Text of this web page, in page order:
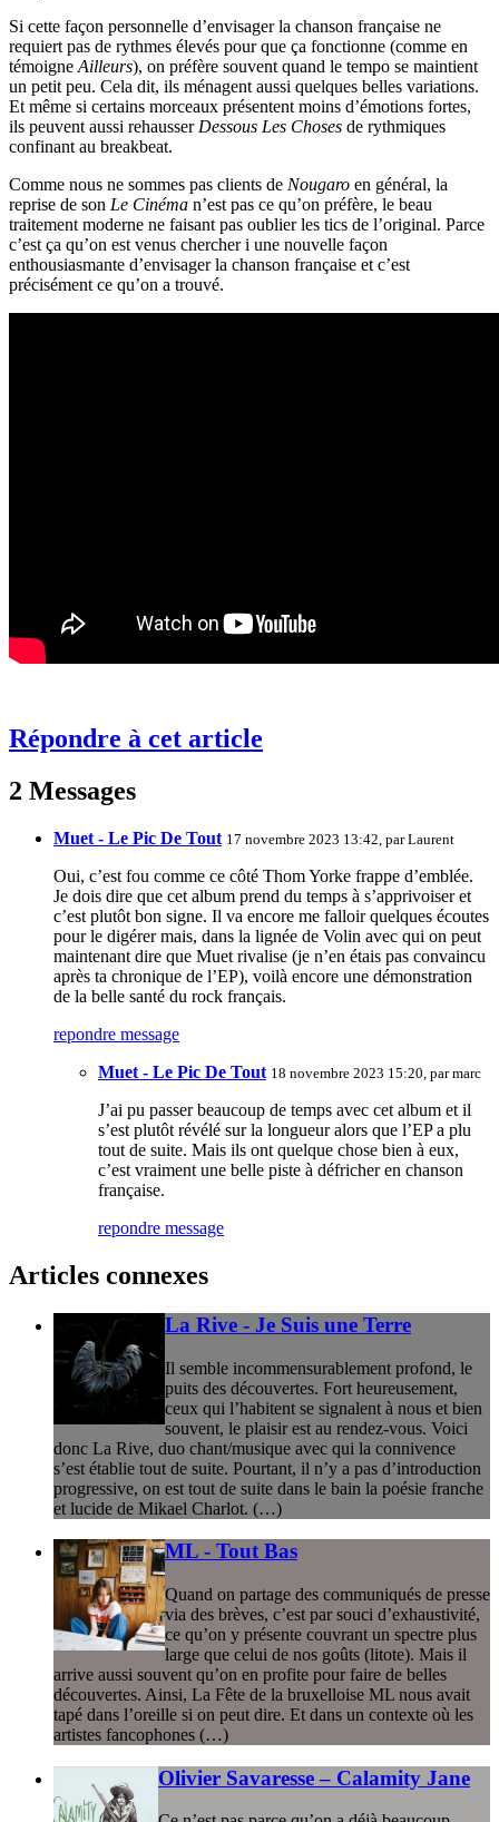
Si cette façon personnelle d’envisager la chanson française ne
requiert pas de rythmes élevés pour que ça fonctionne (comme en
témoigne Ailleurs), on préfère souvent quand le tempo se maintient
un petit peu. Cela dit, ils ménagent aussi quelques belles variations.
Et même si certains morceaux présentent moins d’émotions fortes,
ils peuvent aussi rehausser Dessous Les Choses de rythmiques
confinant au breakbeat.
Comme nous ne sommes pas clients de Nougaro en général, la
reprise de son Le Cinéma n’est pas ce qu’on préfère, le beau
traitement moderne ne faisant pas oublier les tics de l’original. Parce
c’est ça qu’on est venus chercher i une nouvelle façon
enthousiasmante d’envisager la chanson française et c’est
précisément ce qu’on a trouvé.
Répondre à cet article
2 Messages
Muet - Le Pic De Tout 17 novembre 2023 13:42, parLaurent
Oui, c’est fou comme ce côté Thom Yorke frappe d’emblée.
Je dois dire que cet album prend du temps à s’apprivoiser et
c’est plutôt bon signe. Il va encore me falloir quelques écoutes
pour le digérer mais, dans la lignée de Volin avec qui on peut
maintenant dire que Muet rivalise (je n’en étais pas convaincu
après ta chronique de l’EP), voilà encore une démonstration
de la belle santé du rock français.
repondre message
Muet - Le Pic De Tout 18 novembre 2023 15:20, parmarc
J’ai pu passer beaucoup de temps avec cet album et il
s’est plutôt révélé sur la longueur alors que l’EP a plu
tout de suite. Mais ils ont quelque chose bien à eux,
c’est vraiment une belle piste à défricher en chanson
française.
repondre message
Articles connexes
La Rive - Je Suis une Terre
Il semble incommensurablement profond, le
puits des découvertes. Fort heureusement,
ceux qui l’habitent se signalent à nous et bien
souvent, le plaisir est au rendez-vous. Voici
donc La Rive, duo chant/musique avec qui la connivence
s’est établie tout de suite. Pourtant, il n’y a pas d’introduction
progressive, on est tout de suite dans le bain la poésie franche
et lucide de Mikael Charlot. (…)
ML - Tout Bas
Quand on partage des communiqués de presse
via des brèves, c’est par souci d’exhaustivité,
ce qu’on y présente couvrant un spectre plus
large que celui de nos goûts (litote). Mais il
arrive aussi souvent qu’on en profite pour faire de belles
découvertes. Ainsi, La Fête de la bruxelloise ML nous avait
tapé dans l’oreille si on peut dire. Et dans un contexte où les
artistes fancophones (…)
Olivier Savaresse – Calamity Jane